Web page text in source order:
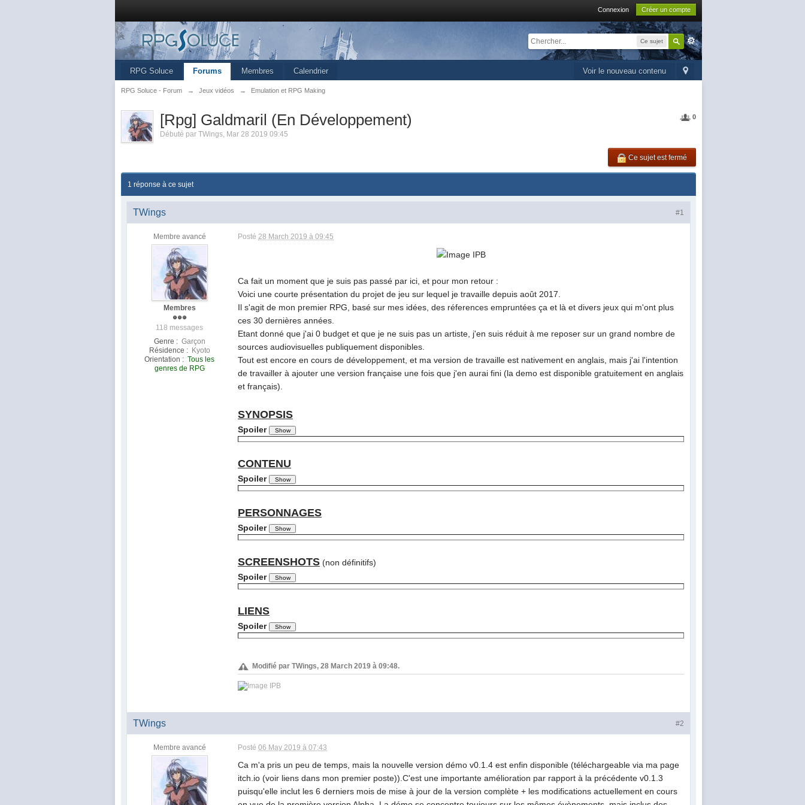
Connexion Créer un compte
Ce sujet
Voir le nouveau contenu
RPG Soluce Forums Membres Calendrier
RPG Soluce - Forum → Jeux vidéos → Emulation et RPG Making
0
[Rpg] Galdmaril (En Développement)
Débuté par TWings, Mar 28 2019 09:45
Ce sujet est fermé
1 réponse à ce sujet
#1
TWings
Membre avancé
Membres
118 messages
Genre : Garçon
Résidence : Kyoto
Orientation : Tous les
genres de RPG
Posté 28 March 2019 à 09:45
Ca fait un moment que je suis pas passé par ici, et pour mon retour :
Voici une courte présentation du projet de jeu sur lequel je travaille depuis août 2017.
Il s'agit de mon premier RPG, basé sur mes idées, des réferences empruntées ça et là et divers jeux qui m'ont plus
ces 30 dernières années.
Etant donné que j'ai 0 budget et que je ne suis pas un artiste, j'en suis réduit à me reposer sur un grand nombre de
sources audiovisuelles publiquement disponibles.
Tout est encore en cours de développement, et ma version de travaille est nativement en anglais, mais j'ai l'intention
de travailler à ajouter une version française une fois que j'en aurai fini (la demo est disponible gratuitement en anglais
et français).
SYNOPSIS
Spoiler
CONTENU
Spoiler
PERSONNAGES
Spoiler
SCREENSHOTS (non définitifs)
Spoiler
LIENS
Spoiler
Modifié par TWings, 28 March 2019 à 09:48.
#2
TWings
Membre avancé Posté 06 May 2019 à 07:43
Ca m'a pris un peu de temps, mais la nouvelle version démo v0.1.4 est enfin disponible (téléchargeable via ma page
itch.io (voir liens dans mon premier poste)).C'est une importante amélioration par rapport à la précédente v0.1.3
puisqu'elle inclut les 6 derniers mois de mise à jour de la version complète + les modifications actuellement en cours